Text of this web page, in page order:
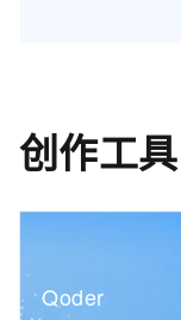
创作工具
Qoder